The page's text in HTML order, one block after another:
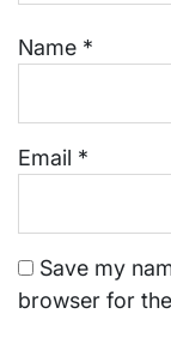
Name *
Email *
Save my
browser for